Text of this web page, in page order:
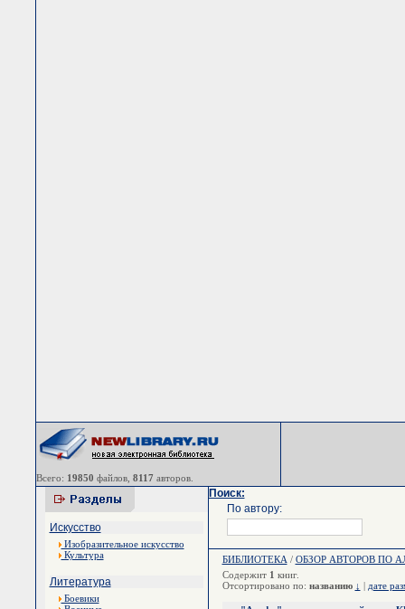
Всего: 19850 файлов, 8117 авторов.
Искусство
Изобразительное искусство
Культура
Литература
Боевики
Поиск:
По автору:
БИБЛИОТЕКА / ОБЗОР АВТОРОВ ПО
Содержит 1 книг.
Отсортировано по: названию ↓ | дате